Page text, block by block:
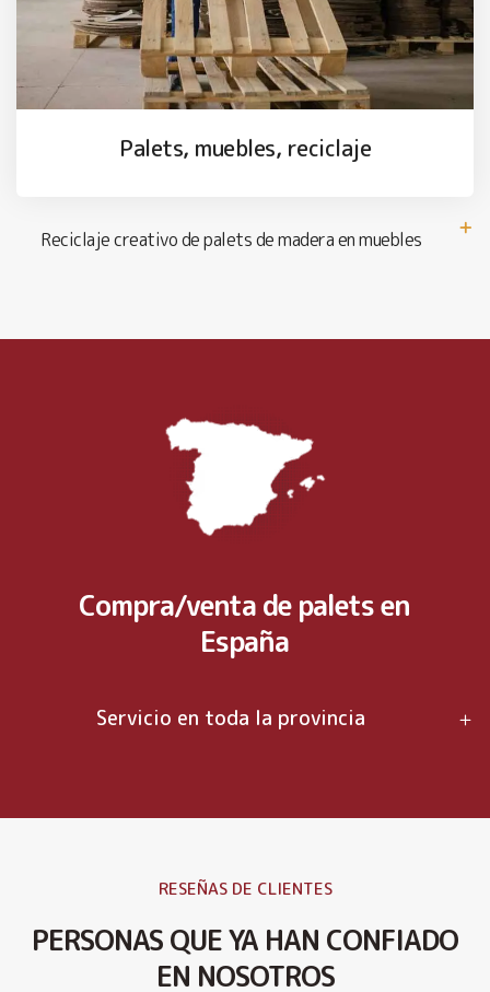
Palets, muebles, reciclaje
Reciclaje creativo de palets de madera en muebles
Compra/venta de palets en
España
Servicio en toda la provincia
RESEÑAS DE CLIENTES
PERSONAS QUE YA HAN CONFIADO
EN NOSOTROS